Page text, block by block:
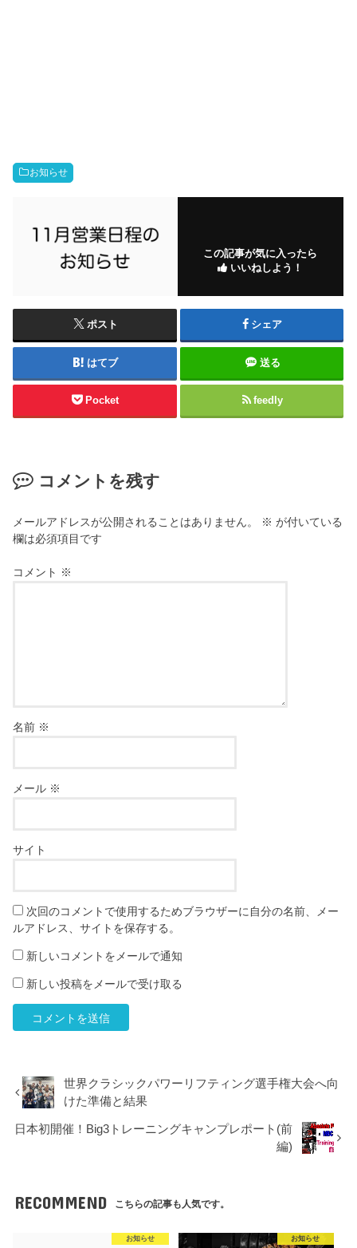
お知らせ
この記事が気に入ったら
いいねしよう！
ポスト シェア
はてブ 送る
Pocket feedly
コメントを残す
メールアドレスが公開されることはありません。 ※ が付いている
欄は必須項目です
コメント ※
名前 ※
メール ※
サイト
次回のコメントで使用するためブラウザーに自分の名前、メー
ルアドレス、サイトを保存する。
新しいコメントをメールで通知
新しい投稿をメールで受け取る
世界クラシックパワーリフティング選手権大会へ向
けた準備と結果
日本初開催！Big3トレーニングキャンプレポート(前
編)
RECOMMEND こちらの記事も人気です。
お知らせ お知らせ